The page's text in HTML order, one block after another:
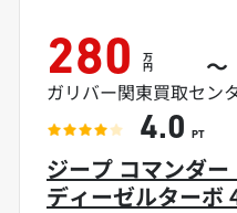
ジープ コマンダー
ディーゼルターボ
280 万
円 ～
ガリバー関東買取セン
4.0 PT